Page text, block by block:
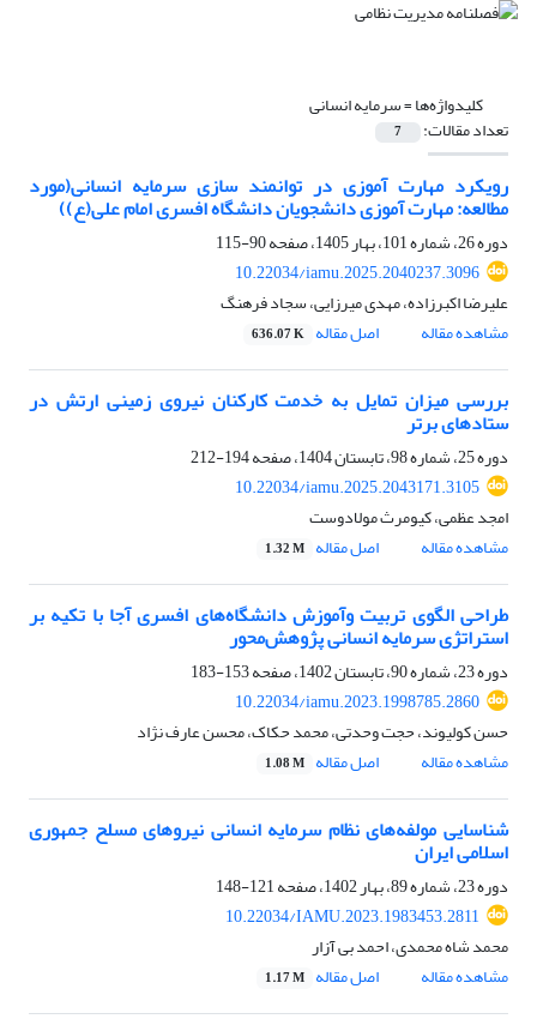
کلیدواژه‌ها =سرمایه انسانی
تعداد مقالات: 7
رویکرد مهارت آموزی در توانمند سازی سرمایه انسانی(مورد
مطالعه: مهارت آموزی دانشجویان دانشگاه افسری امام علی(ع))
دوره 26، شماره 101، بهار 1405، صفحه
90-115
10.22034/iamu.2025.2040237.3096
علیرضا اکبرزاده، مهدی میرزایی، سجاد فرهنگ
مشاهده مقاله
اصل مقاله 636.07 K
بررسی میزان تمایل به خدمت کارکنان نیروی زمینی ارتش در
ستادهای برتر
دوره 25، شماره 98، تابستان 1404، صفحه
194-212
10.22034/iamu.2025.2043171.3105
امجد عظمی، کیومرث مولادوست
مشاهده مقاله
اصل مقاله 1.32 M
طراحی الگوی تربیت وآموزش دانشگاه‌های افسری آجا با تکیه بر
استراتژی سرمایه انسانی پژوهش‌محور
دوره 23، شماره 90، تابستان 1402، صفحه
153-183
10.22034/iamu.2023.1998785.2860
حسن کولیوند، حجت وحدتی، محمد حکاک، محسن عارف نژاد
مشاهده مقاله
اصل مقاله 1.08 M
شناسایی مولفه‌های نظام سرمایه انسانی نیروهای مسلح جمهوری
اسلامی ایران
دوره 23، شماره 89، بهار 1402، صفحه
121-148
10.22034/IAMU.2023.1983453.2811
محمد شاه محمدی، احمد بی آزار
مشاهده مقاله
اصل مقاله 1.17 M